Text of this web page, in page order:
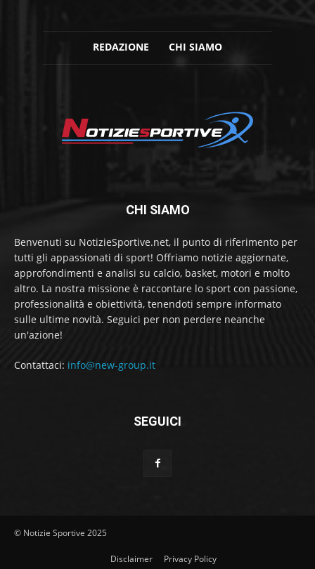
REDAZIONE CHI SIAMO
CHI SIAMO
Benvenuti su NotizieSportive.net, il punto di riferimento per
tutti gli appassionati di sport! Offriamo notizie aggiornate,
approfondimenti e analisi su calcio, basket, motori e molto
altro. La nostra missione è raccontare lo sport con passione,
professionalità e obiettività, tenendoti sempre informato
sulle ultime novità. Seguici per non perdere neanche
un'azione!
Contattaci: info@new-group.it
SEGUICI
© Notizie Sportive 2025
Disclaimer Privacy Policy